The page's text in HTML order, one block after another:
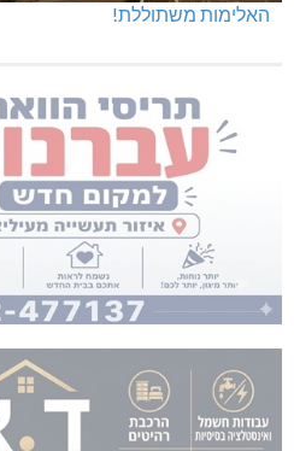
האלימות משתוללת!